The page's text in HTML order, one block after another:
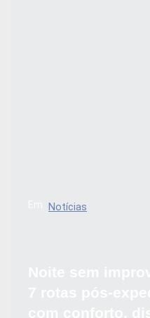
Notícias